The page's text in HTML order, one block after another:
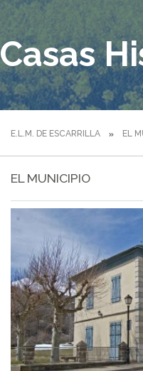
Casas
E.L.M. DE ESCARRILLA EL
EL MUNICIPIO